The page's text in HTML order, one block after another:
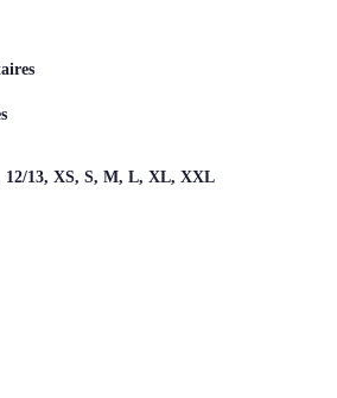
12/13, XS, S, M, L, XL, XXL